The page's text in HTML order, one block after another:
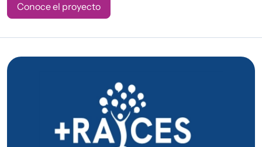
Conoce el proyecto